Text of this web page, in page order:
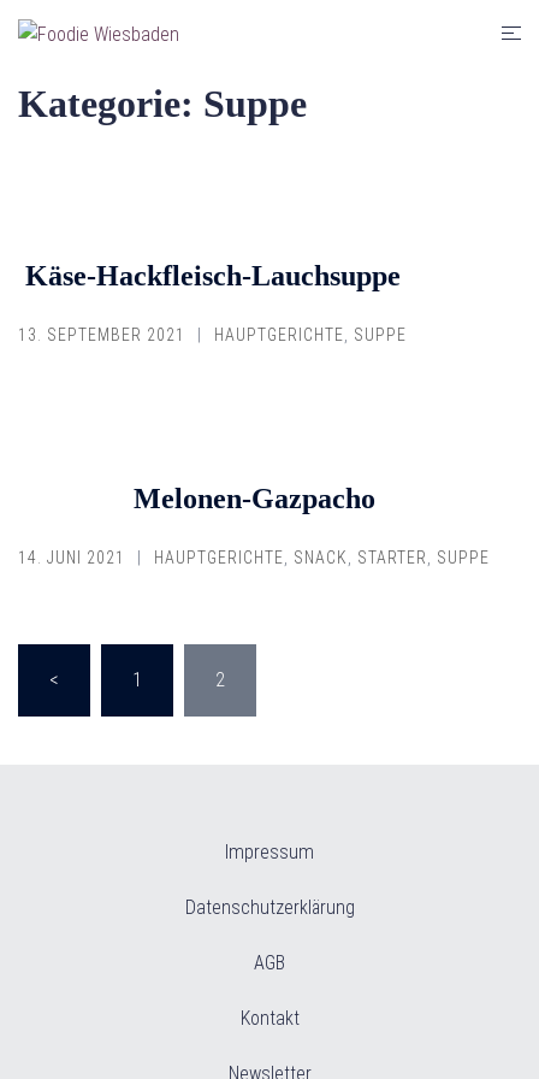
Zum
Inhalt
Kategorie: Suppe
Käse-Hackfleisch-Lauchsuppe
13. SEPTEMBER 2021 HAUPTGERICHTE SUPPE
Melonen-Gazpacho
14. JUNI 2021 HAUPTGERICHTE SNACK STARTER SUPPE
der
Beiträge
< 1 2
Impressum
Datenschutzerklärung
AGB
Kontakt
Newsletter